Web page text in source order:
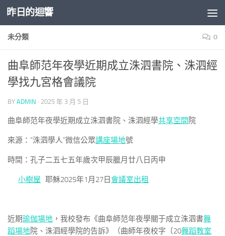
Skip to content
昨日的迴響
未分類 0
曲阜師范年夜學近期成立洙泗書院、洙泗經
學找九宮格會議院
BY ADMIN · 2025 年 3 月 5 日
曲阜師范年夜學近期成立洙泗書院、洙泗經學共享空間 院
來源：“洙泗學人”微信公眾講座場地號
時間：孔子二五七五年歲次甲辰臘月廿八日丙申
小樹屋 耶穌2025年1月27日會議室出租
近期瑜伽場地 ，我校發布《曲阜師范年夜學關于成立洙泗書舞
蹈場地院、洙泗經學院的告訴》（曲師年夜校字〔20舞蹈教室